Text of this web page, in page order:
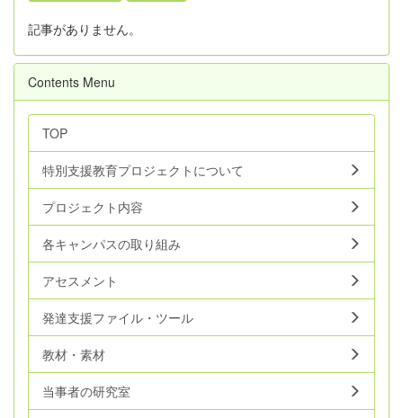
記事がありません。
Contents Menu
TOP
特別支援教育プロジェクトについて
プロジェクト内容
各キャンパスの取り組み
アセスメント
発達支援ファイル・ツール
教材・素材
当事者の研究室